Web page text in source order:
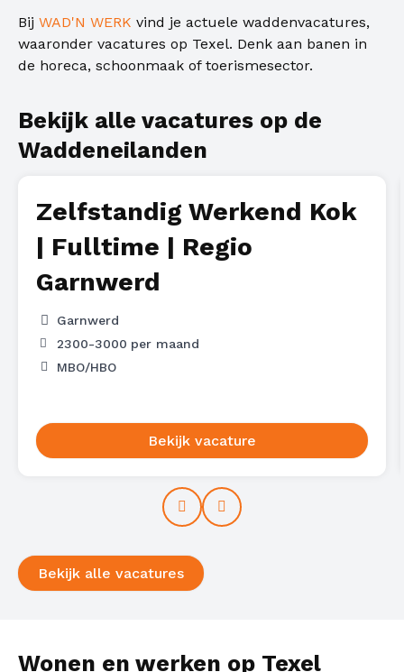
Bij WAD'N WERK vind je actuele waddenvacatures,
waaronder vacatures op Texel. Denk aan banen in
de horeca, schoonmaak of toerismesector.
Bekijk alle vacatures op de
Waddeneilanden
Zelfstandig Werkend Kok
| Fulltime | Regio
Garnwerd
Garnwerd
2300-3000 per maand
MBO/HBO
Bekijk vacature
Prev Next
Bekijk alle vacatures
Wonen en werken op Texel